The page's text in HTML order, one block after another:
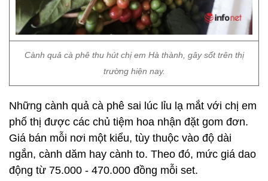
Cành quả cà phê thu hút chị em Hà thành, gây sốt trên thị
trường hiện nay.
Những cành quả cà phê sai lúc lỉu lạ mắt với chị em
phố thị được các chủ tiệm hoa nhận đặt gom đơn.
Giá bán mỗi nơi một kiểu, tùy thuộc vào độ dài
ngắn, cành dăm hay cành to. Theo đó, mức giá dao
động từ 75.000 - 470.000 đồng mỗi set.